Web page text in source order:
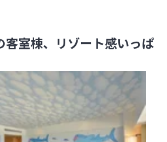
客室棟、リゾート感いっぱ